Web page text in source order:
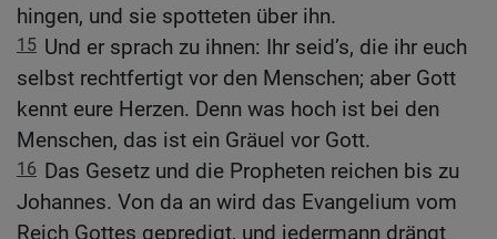
hingen, und sie spotteten über ihn.
15 Und er sprach zu ihnen: Ihr seid’s, die ihr euch
selbst rechtfertigt vor den Menschen; aber Gott
kennt eure Herzen. Denn was hoch ist bei den
Menschen, das ist ein Gräuel vor Gott.
16 Das Gesetz und die Propheten reichen bis zu
Johannes. Von da an wird das Evangelium vom
Reich Gottes gepredigt, und jedermann drängt